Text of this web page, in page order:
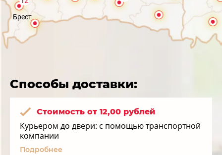
Брест
Способы доставки:
Стоимость от 12,00 рублей
Курьером до двери: с помощью транспортной
компании
Подробнее